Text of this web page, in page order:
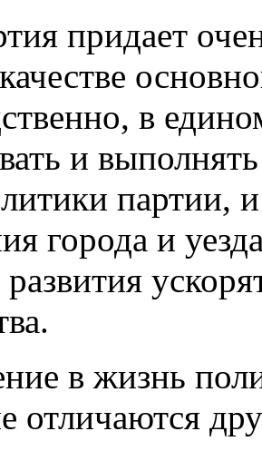
придает
в
и
партии,
города и
в жизнь
отличаются